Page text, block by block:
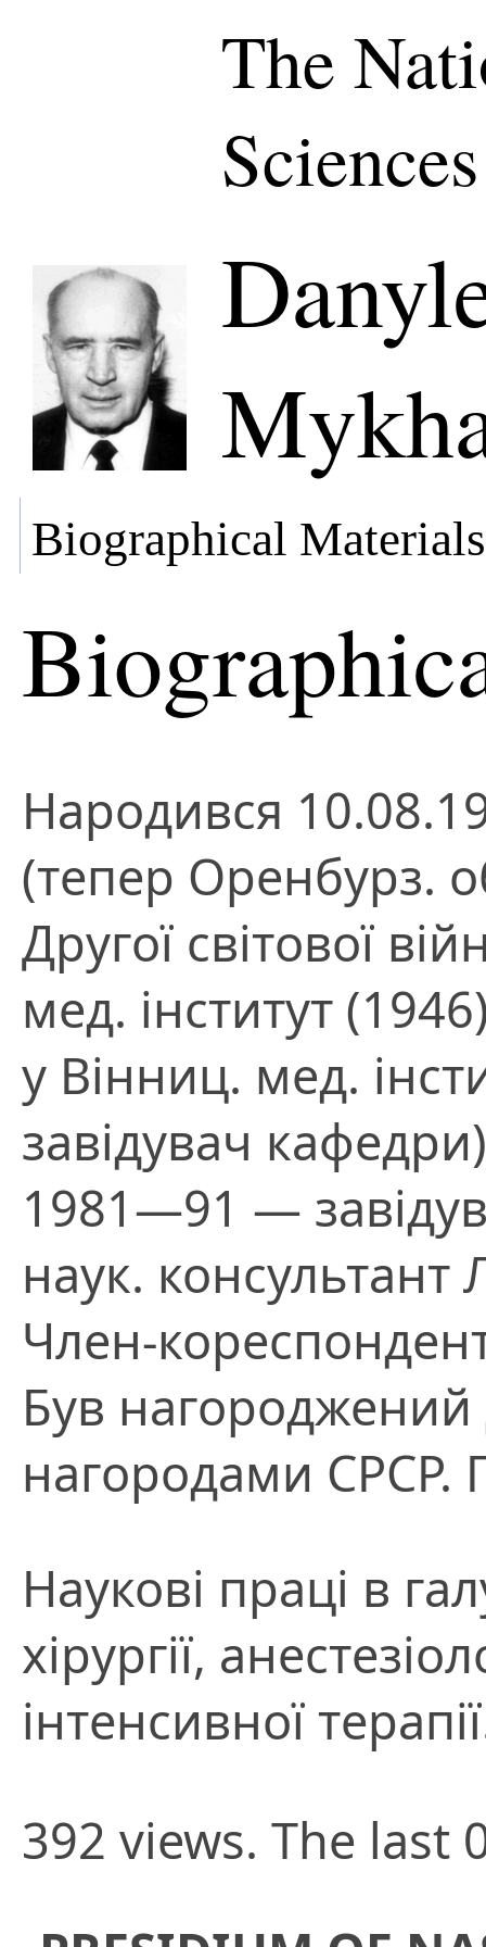
The
Biographical Materials
Народився
(тепер Оренбурз.
Другої світової
мед. інститут
у Вінниц. мед.
завідувач
1981—91 —
наук. консультант
Член-
Був
нагородами СРСР.
Наукові праці в
хірургії,
інтенсивної
392 views. The last